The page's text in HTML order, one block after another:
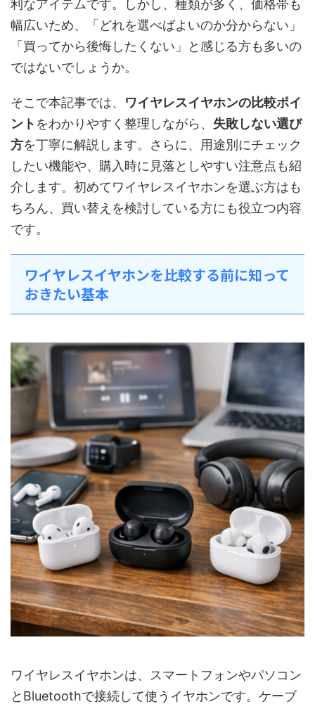
利なアイテムです。しかし、種類が多く、価格帯も
幅広いため、「どれを選べばよいのか分からない」
「買ってから後悔したくない」と感じる方も多いの
ではないでしょうか。
そこで本記事では、 ワイヤレスイヤホンの比較ポイ
ント をわかりやすく整理しながら、 失敗しない選び
方を丁寧に解説します。さらに、用途別にチェック
したい機能や、購入時に見落としやすい注意点も紹
介します。初めてワイヤレスイヤホンを選ぶ方はも
ちろん、買い替えを検討している方にも役立つ内容
です。
ワイヤレスイヤホンを比較する前に知って
おきたい基本
ワイヤレスイヤホンは、スマートフォンやパソコン
とBluetoothで接続して使うイヤホンです。ケーブ